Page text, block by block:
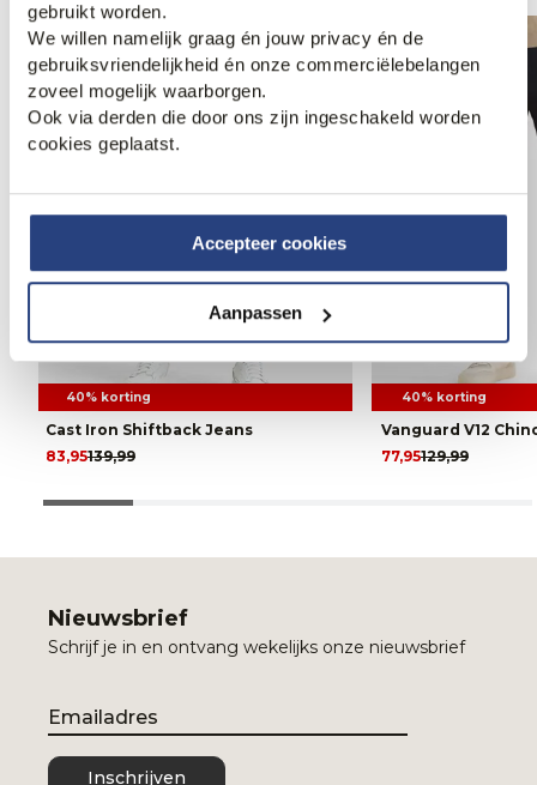
gebruikt worden.
We willen namelijk graag én jouw privacy én de
gebruiksvriendelijkheid én onze commerciëlebelangen
zoveel mogelijk waarborgen.
Ook via derden die door ons zijn ingeschakeld worden
cookies geplaatst.
Accepteer cookies
Aanpassen
40% korting
Cast Iron Shiftback Jeans
139,99
83,95
40% korting
Vanguard V12
129,99
77,95
Nieuwsbrief
Schrijf je in en ontvang wekelijks onze nieuwsbrief
Email
Inschrijven